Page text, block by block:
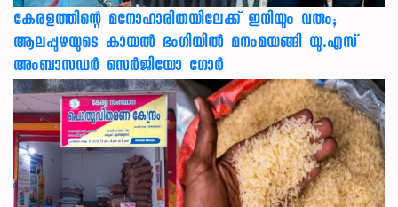
കേരളത്തിന്റെ മനോഹാരിതയിലേക്ക് ഇനിയും വരും;
ആലപ്പുഴയുടെ കായൽ ഭംഗിയിൽ മനംമയങ്ങി യു.എസ്
അംബാസഡർ സെർജിയോ ഗോർ